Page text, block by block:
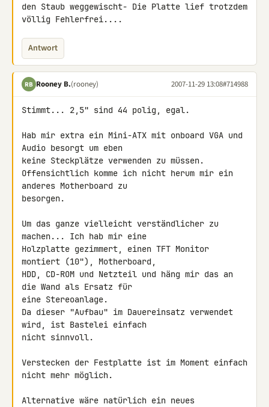
den Staub weggewischt- Die Platte lief trotzdem
völlig Fehlerfrei....
Antwort
RB Rooney B.(rooney) 2007-11-29 13:08#714988
Stimmt... 2,5" sind 44 polig, egal.
Hab mir extra ein Mini-ATX mit onboard VGA und
Audio besorgt um eben
keine Steckplätze verwenden zu müssen.
Offensichtlich komme ich nicht herum mir ein
anderes Motherboard zu
besorgen.
Um das ganze vielleicht verständlicher zu
machen... Ich hab mir eine
Holzplatte gezimmert, einen TFT Monitor
montiert (10"), Motherboard,
HDD, CD-ROM und Netzteil und häng mir das an
die Wand als Ersatz für
eine Stereoanlage.
Da dieser "Aufbau" im Dauereinsatz verwendet
wird, ist Bastelei einfach
nicht sinnvoll.
Verstecken der Festplatte ist im Moment einfach
nicht mehr möglich.
Alternative wäre natürlich ein neues